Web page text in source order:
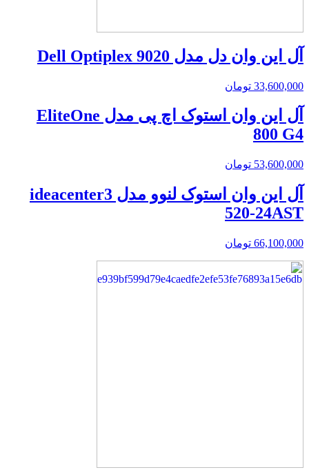
آل این وان دل مدل Dell Optiplex 9020
33,600,000 تومان
آل این وان استوک اچ پی مدل EliteOne
800 G4
53,600,000 تومان
آل این وان استوک لنوو مدل ideacenter3
520-24AST
66,100,000 تومان